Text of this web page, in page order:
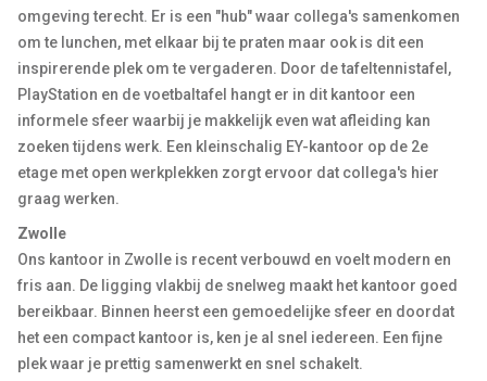
omgeving terecht. Er is een "hub" waar collega's samenkomen
om te lunchen, met elkaar bij te praten maar ook is dit een
inspirerende plek om te vergaderen. Door de tafeltennistafel,
PlayStation en de voetbaltafel hangt er in dit kantoor een
informele sfeer waarbij je makkelijk even wat afleiding kan
zoeken tijdens werk. Een kleinschalig EY-kantoor op de 2e
etage met open werkplekken zorgt ervoor dat collega's hier
graag werken.
Zwolle
Ons kantoor in Zwolle is recent verbouwd en voelt modern en
fris aan. De ligging vlakbij de snelweg maakt het kantoor goed
bereikbaar. Binnen heerst een gemoedelijke sfeer en doordat
het een compact kantoor is, ken je al snel iedereen. Een fijne
plek waar je prettig samenwerkt en snel schakelt.